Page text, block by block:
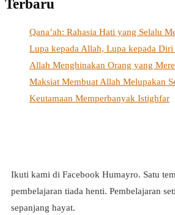
Terbaru
Qana’ah: Rahasia Hati yang Selalu
Lupa kepada Allah, Lupa kepada Diri
Allah Menghinakan Orang yang
Maksiat Membuat Allah Melupakan
Keutamaan Memperbanyak Istighfar
Ikuti kami di Facebook Humayro. Satu
pembelajaran tiada henti. Pembelajaran
sepanjang hayat.